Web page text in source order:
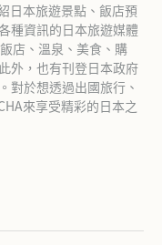
日本旅遊景點、飯店預
種資訊的日本旅遊媒體
店、溫泉、美食、購
外，也有刊登日本政府
對於想透過出國旅行、
來享受精彩的日本之